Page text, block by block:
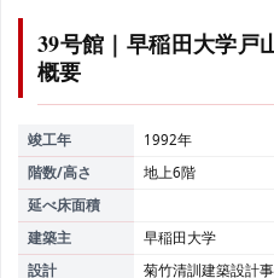
39号館｜早稲田大学戸
概要
竣工年
1992年
階数/高さ
地上6階
延べ床面積
建築主
早稲田大学
設計
菊竹清訓建築設計